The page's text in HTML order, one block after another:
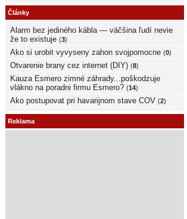
Články
Alarm bez jediného kábla — väčšina ľudí nevie
že to existuje (3)
Ako si urobit vyvyseny zahon svojpomocne (0)
Otvarenie brany cez internet (DIY) (8)
Kauza Esmero zimné záhrady...poškodzuje
vlákno na poradni firmu Esmero? (14)
Ako postupovat pri havarijnom stave COV (2)
Reklama